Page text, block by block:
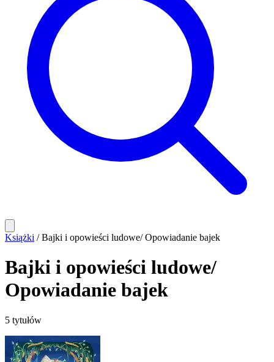
Książki / Bajki i opowieści ludowe/ Opowiadanie bajek
Bajki i opowieści ludowe/
Opowiadanie bajek
5 tytułów